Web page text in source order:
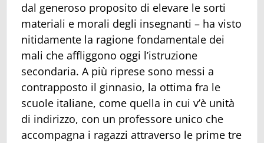
dal generoso proposito di elevare le sorti
materiali e morali degli insegnanti – ha visto
nitidamente la ragione fondamentale dei
mali che affliggono oggi l’istruzione
secondaria. A più riprese sono messi a
contrapposto il ginnasio, la ottima fra le
scuole italiane, come quella in cui v’è unità
di indirizzo, con un professore unico che
accompagna i ragazzi attraverso le prime tre